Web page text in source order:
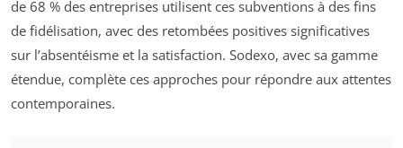
de 68 % des entreprises utilisent ces subventions à des fins
de fidélisation, avec des retombées positives significatives
sur l’absentéisme et la satisfaction. Sodexo, avec sa gamme
étendue, complète ces approches pour répondre aux attentes
contemporaines.